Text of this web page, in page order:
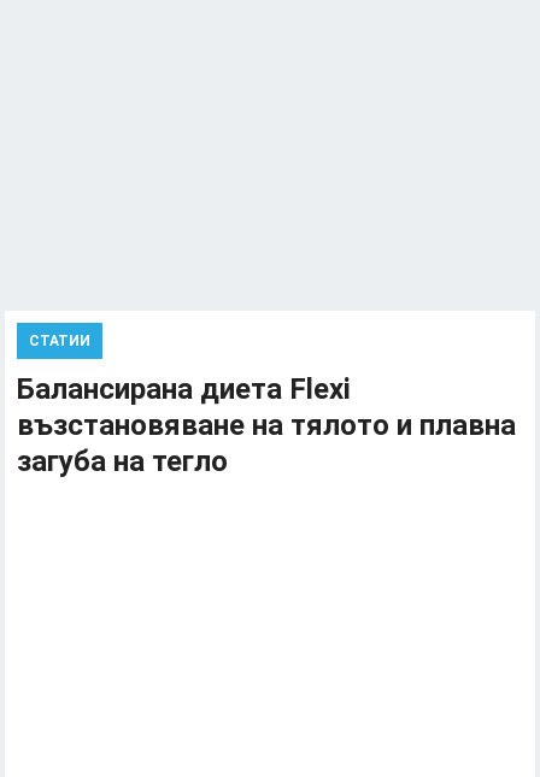
СТАТИИ
Балансирана диета Flexi
възстановяване на тялото и плавна
загуба на тегло